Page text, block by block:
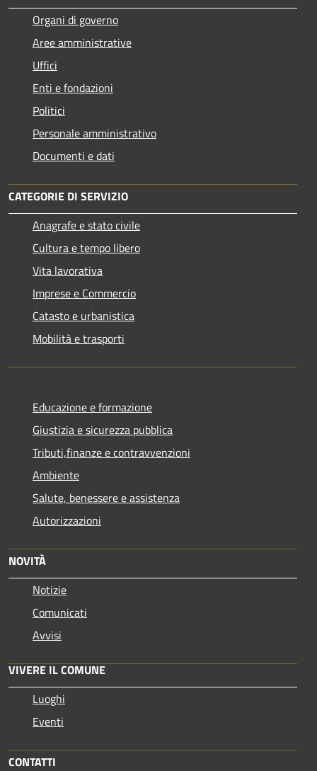
Organi di governo
Aree amministrative
Uffici
Enti e fondazioni
Politici
Personale amministrativo
Documenti e dati
CATEGORIE DI SERVIZIO
Anagrafe e stato civile
Cultura e tempo libero
Vita lavorativa
Imprese e Commercio
Catasto e urbanistica
Mobilità e trasporti
Educazione e formazione
Giustizia e sicurezza pubblica
Tributi,finanze e contravvenzioni
Ambiente
Salute, benessere e assistenza
Autorizzazioni
NOVITÀ
Notizie
Comunicati
Avvisi
VIVERE IL COMUNE
Luoghi
Eventi
CONTATTI